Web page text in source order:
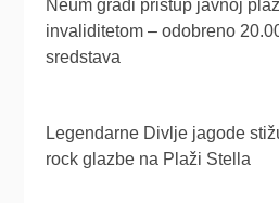
Neum gradi pristup javnoj
invaliditetom – odobreno
sredstava
Legendarne Divlje jagode
rock glazbe na Plaži Stella